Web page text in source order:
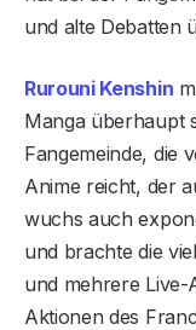
und alte Debatten
Rurouni Kenshin
Manga überhaupt
Fangemeinde, die
Anime reicht, der
wuchs auch
und brachte die
und mehrere Live-
Aktionen des